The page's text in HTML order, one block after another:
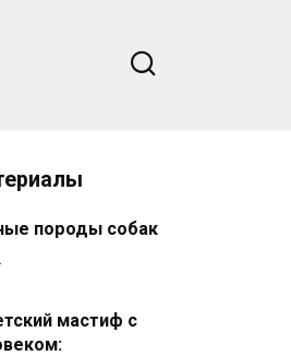
породы собак
мастиф с